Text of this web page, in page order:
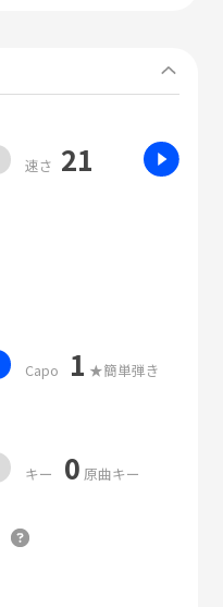
速さ 21
Capo 1 ★簡単弾き
キー 0 原曲キー